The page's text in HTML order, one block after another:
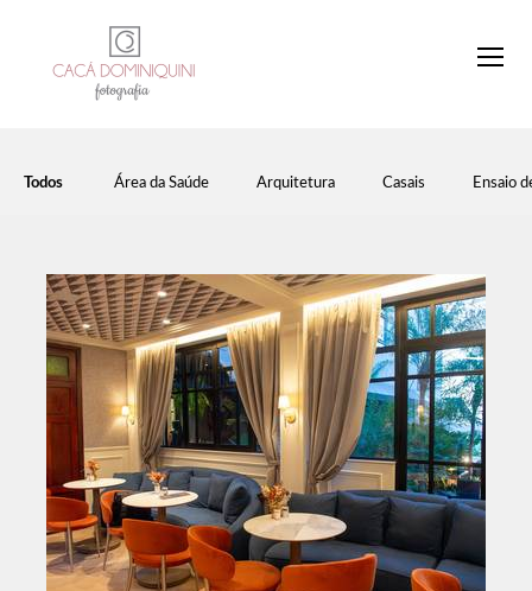
Todos Área da Saúde Arquitetura Casais Ensaio